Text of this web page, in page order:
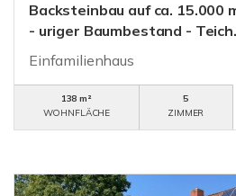
Backsteinbau auf ca. 15.000
- uriger Baumbestand -
Einfamilienhaus
138 m²
WOHNFLÄCHE
5
ZIMMER